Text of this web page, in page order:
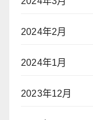
2024年2月
2024年1月
2023年12月